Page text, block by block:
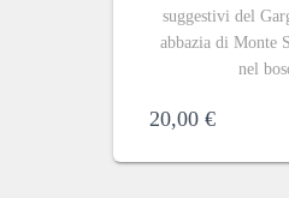
suggestivi del
abbazia di Monte
nel
20,00 €